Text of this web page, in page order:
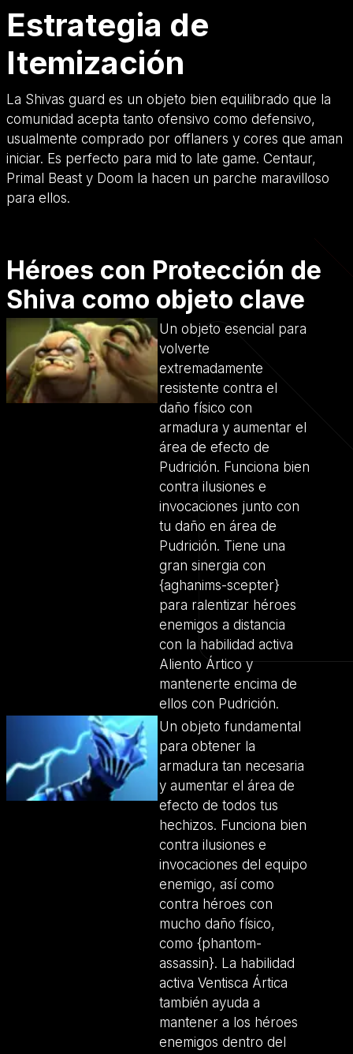
Estrategia de
Itemización
La Shivas guard es un objeto bien equilibrado que la
comunidad acepta tanto ofensivo como defensivo,
usualmente comprado por offlaners y cores que aman
iniciar. Es perfecto para mid to late game. Centaur,
Primal Beast y Doom la hacen un parche maravilloso
para ellos.
Héroes con Protección de
Shiva como objeto clave
Un objeto esencial para
volverte
extremadamente
resistente contra el
daño físico con
armadura y aumentar el
área de efecto de
Pudrición. Funciona bien
contra ilusiones e
invocaciones junto con
tu daño en área de
Pudrición. Tiene una
gran sinergia con
{aghanims-scepter}
para ralentizar héroes
enemigos a distancia
con la habilidad activa
Aliento Ártico y
mantenerte encima de
ellos con Pudrición.
Un objeto fundamental
para obtener la
armadura tan necesaria
y aumentar el área de
efecto de todos tus
hechizos. Funciona bien
contra ilusiones e
invocaciones del equipo
enemigo, así como
contra héroes con
mucho daño físico,
como {phantom-
assassin}. La habilidad
activa Ventisca Ártica
también ayuda a
mantener a los héroes
enemigos dentro del